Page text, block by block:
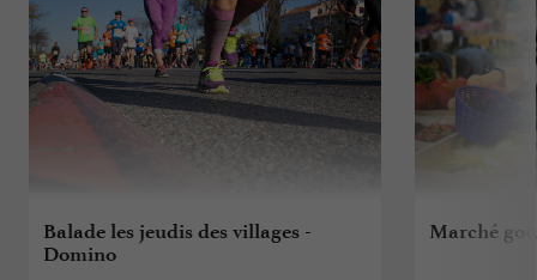
Balade les jeudis des villages -
Domino
Marché